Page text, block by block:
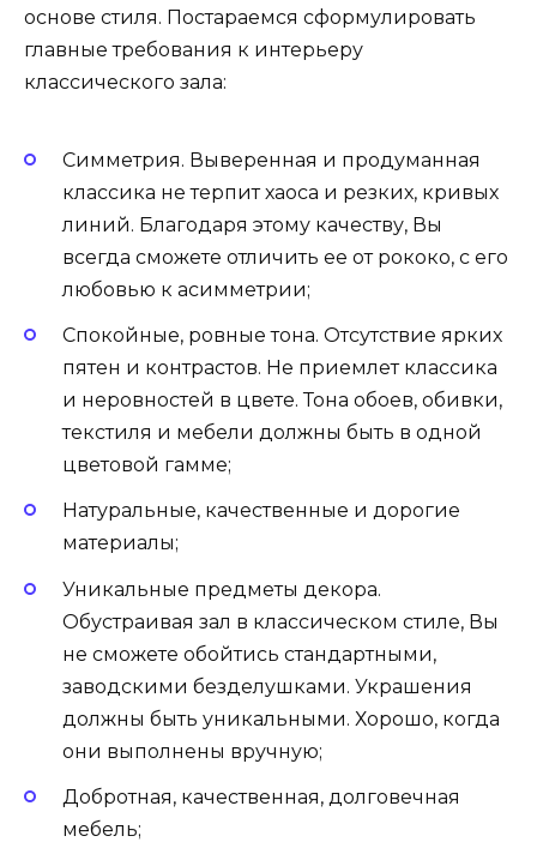
основе стиля. Постараемся сформулировать
главные требования к интерьеру
классического зала:
Симметрия. Выверенная и продуманная
классика не терпит хаоса и резких, кривых
линий. Благодаря этому качеству, Вы
всегда сможете отличить ее от рококо, с его
любовью к асимметрии;
Спокойные, ровные тона. Отсутствие ярких
пятен и контрастов. Не приемлет классика
и неровностей в цвете. Тона обоев, обивки,
текстиля и мебели должны быть в одной
цветовой гамме;
Натуральные, качественные и дорогие
материалы;
Уникальные предметы декора.
Обустраивая зал в классическом стиле, Вы
не сможете обойтись стандартными,
заводскими безделушками. Украшения
должны быть уникальными. Хорошо, когда
они выполнены вручную;
Добротная, качественная, долговечная
мебель;